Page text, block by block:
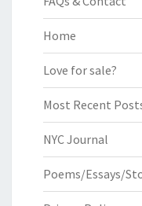
Home
Love for sale?
Most Recent
NYC Journal
Poems/Essays/